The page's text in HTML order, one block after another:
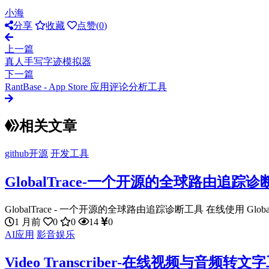
小海
分享
收藏 点赞(0)
上一篇
真人手写字迹模拟器
下一篇
RantBase - App Store 应用评论分析工具
相关文章
github开源 开发工具
GlobalTrace-一个开源的全球路由追踪诊
GlobalTrace - 一个开源的全球路由追踪诊断工具 在线使用
1 月前
0 0 14
0
AI应用 影音娱乐
Video Transcriber-在线视频与音频转文